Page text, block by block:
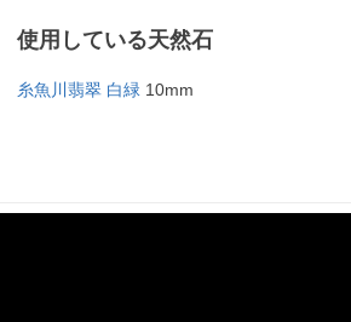
使用している天然石
糸魚川翡翠 白緑 10mm